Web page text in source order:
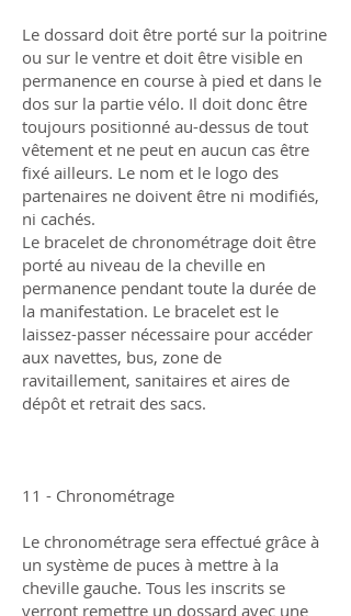
Le dossard doit être porté sur la poitrine
ou sur le ventre et doit être visible en
permanence en course à pied et dans le
dos sur la partie vélo. Il doit donc être
toujours positionné au-dessus de tout
vêtement et ne peut en aucun cas être
fixé ailleurs. Le nom et le logo des
partenaires ne doivent être ni modifiés,
ni cachés.
Le bracelet de chronométrage doit être
porté au niveau de la cheville en
permanence pendant toute la durée de
la manifestation. Le bracelet est le
laissez-passer nécessaire pour accéder
aux navettes, bus, zone de
ravitaillement, sanitaires et aires de
dépôt et retrait des sacs.
11 - Chronométrage
Le chronométrage sera effectué grâce à
un système de puces à mettre à la
cheville gauche. Tous les inscrits se
verront remettre un dossard avec une